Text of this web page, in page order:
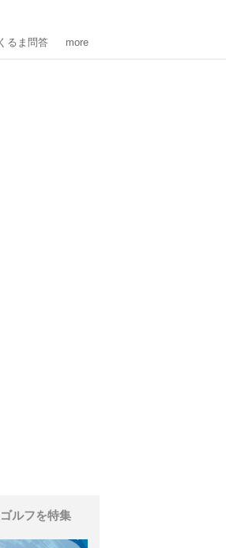
くるま問答 more
ルフを特集